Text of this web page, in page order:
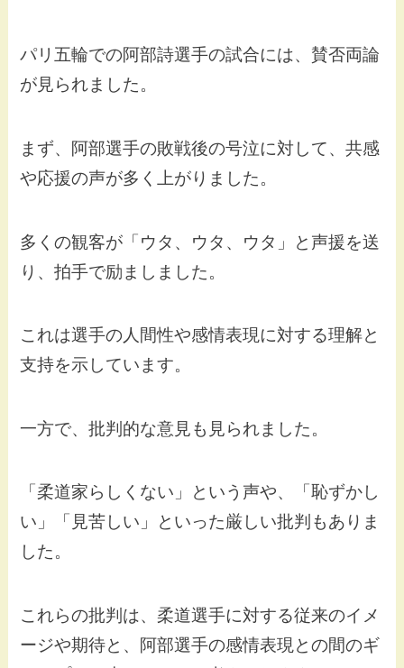
パリ五輪での阿部詩選手の試合には、賛否両論
が見られました。
まず、阿部選手の敗戦後の号泣に対して、共感
や応援の声が多く上がりました。
多くの観客が「ウタ、ウタ、ウタ」と声援を送
り、拍手で励ましました。
これは選手の人間性や感情表現に対する理解と
支持を示しています。
一方で、批判的な意見も見られました。
「柔道家らしくない」という声や、「恥ずかし
い」「見苦しい」といった厳しい批判もありま
した。
これらの批判は、柔道選手に対する従来のイメ
ージや期待と、阿部選手の感情表現との間のギ